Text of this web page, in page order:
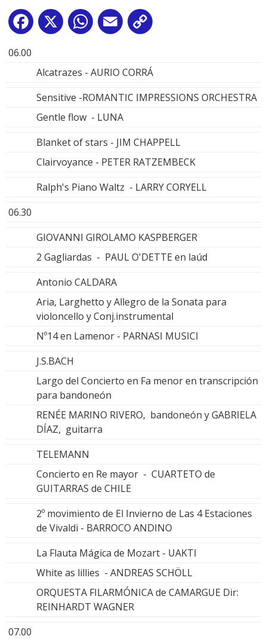
Facebook
X WhatsApp
Email
06.00
Alcatrazes - AURIO CORRÁ
Sensitive -ROMANTIC IMPRESSIONS ORCHESTRA
Gentle flow - LUNA
Blanket of stars - JIM CHAPPELL
Clairvoyance - PETER RATZEMBECK
Ralph's Piano Waltz - LARRY CORYELL
06.30
GIOVANNI GIROLAMO KASPBERGER
2 Gagliardas - PAUL O'DETTE en laúd
Antonio CALDARA
Aria, Larghetto y Allegro de la Sonata para
violoncello y Conj.instrumental
Nº14 en Lamenor - PARNASI MUSICI
J.S.BACH
Largo del Concierto en Fa menor en transcripción
para bandoneón
RENÉE MARINO RIVERO, bandoneón y GABRIELA
DÍAZ, guitarra
TELEMANN
Concierto en Re mayor - CUARTETO de
GUITARRAS de CHILE
2º movimiento de El Invierno de Las 4 Estaciones
de Vivaldi - BARROCO ANDINO
La Flauta Mágica de Mozart - UAKTI
White as lillies - ANDREAS SCHÖLL
ORQUESTA FILARMÓNICA de CAMARGUE Dir:
REINHARDT WAGNER
07.00